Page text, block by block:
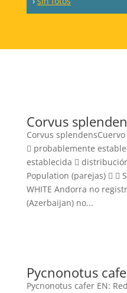
Corvus
Corvus
 probablemente
establecida 
Population (parejas)  
WHITE Andorra no
(Azerbaijan) no...
Pycnonotus
Pycnonotus cafer EN: